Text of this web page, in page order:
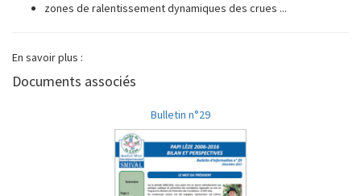
zones de ralentissement dynamiques des crues ...
En savoir plus :
Documents associés
Bulletin n°29